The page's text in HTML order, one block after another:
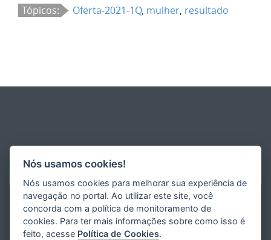
Tópicos: Oferta-2021-1Q, mulher, resultado
Nós usamos cookies!
Nós usamos cookies para melhorar sua experiência de
navegação no portal. Ao utilizar este site, você
concorda com a política de monitoramento de
cookies. Para ter mais informações sobre como isso é
feito, acesse Política de Cookies.